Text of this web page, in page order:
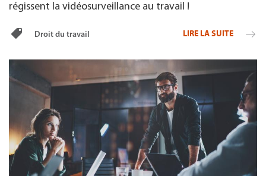
régissent la vidéosurveillance au travail !
Droit du travail LIRE LA SUITE